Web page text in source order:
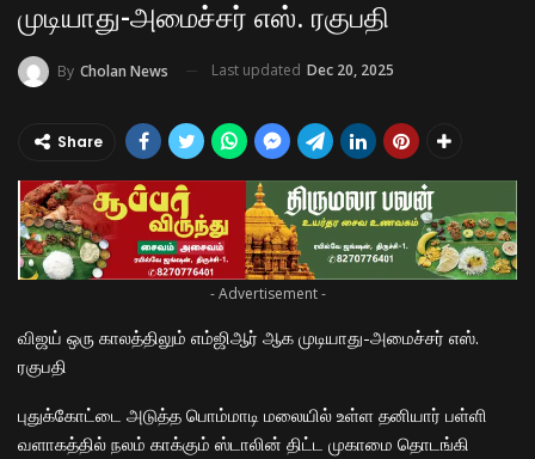
முடியாது-அமைச்சர் எஸ். ரகுபதி
By Cholan News Last updated Dec 20, 2025
Share
- Advertisement -
விஜய் ஒரு காலத்திலும் எம்ஜிஆர் ஆக முடியாது-அமைச்சர் எஸ்.
ரகுபதி
புதுக்கோட்டை அடுத்த பொம்மாடி மலையில் உள்ள தனியார் பள்ளி
வளாகத்தில் நலம் காக்கும் ஸ்டாலின் திட்ட முகாமை தொடங்கி